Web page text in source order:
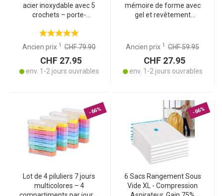
acier inoxydable avec 5
crochets – porte-
vestes, manteaux, linges
et plus
Ancien prix 1 CHF 79.90
CHF 27.95
env. 1-2 jours ouvrables
mémoire de forme avec
gel et revêtement
transports, le bureau et le
télétravail
Ancien prix 1 CHF 59.95
CHF 27.95
env. 1-2 jours ouvrables
-66%
Lot de 4 piluliers 7 jours
multicolores – 4
-66%
6 Sacs Rangement Sous
Vide XL - Compression